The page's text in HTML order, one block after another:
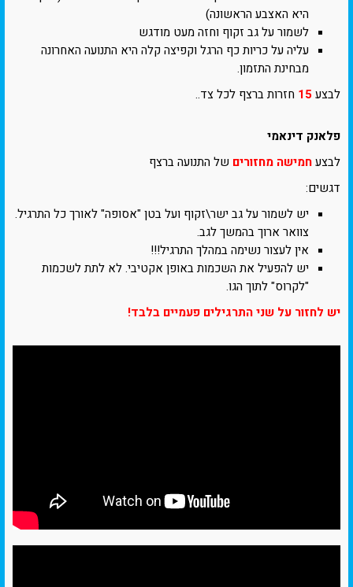
היא האצבע הראשונה)
לשמור על גב זקוף וחזה מעט מודגש
עליה על כריות כף הרגל וקפיצה קלה היא התנועה האחרונה
מבחינת התזמון.
לבצע15 חזרות ברצף לכל צד..
פלאנק דינאמי
לבצעחמישה מחזורים של התנועה ברצף
דגשים:
יש לשמור על גב ישר\זקוף ועל בטן "אסופה" לאורך כל התרגיל.
צוואר ארוך בהמשך לגב.
אין לעצור נשימה במהלך התרגיל!!!
יש להפעיל את השכמות באופן אקטיבי. לא לתת לשכמות
"לקרוס" לתוך הגו.
יש לחזור על שני התרגילים פעמיים בלבד!